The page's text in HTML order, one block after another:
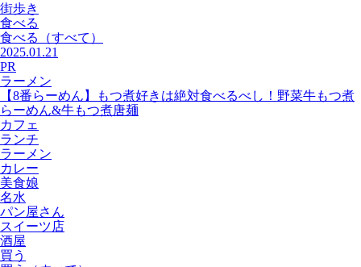
街歩き
食べる
食べる
（すべて）
2025.01.21
PR
ラーメン
【8番らーめん】もつ煮好きは絶対食べるべし！野菜牛もつ煮
らーめん&牛もつ煮唐麺
カフェ
ランチ
ラーメン
カレー
美食娘
名水
パン屋さん
スイーツ店
酒屋
買う